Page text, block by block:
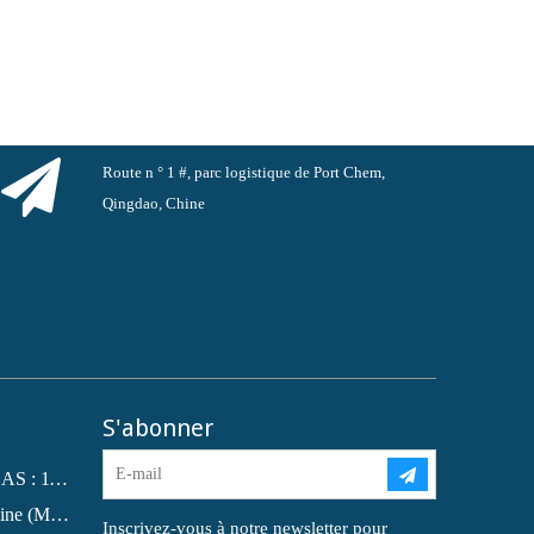
Route n ° 1 #, parc logistique de Port Chem,
Qingdao, Chine
Phtalate de dioctyle (DOP) N° CAS : 117-81-7
Qu'est-ce que la monoéthanolamine (MEA) ?
S'abonner
Inscrivez-vous à notre newsletter pour